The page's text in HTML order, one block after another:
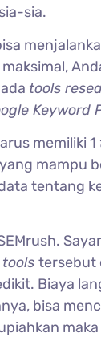
sia.
tools
Keyword
memiliki 1
mampu
tentang
toolstersebut
Biaya
bisa